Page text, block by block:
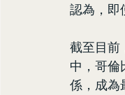
認為，即
截至目前
中，哥倫
係，成為